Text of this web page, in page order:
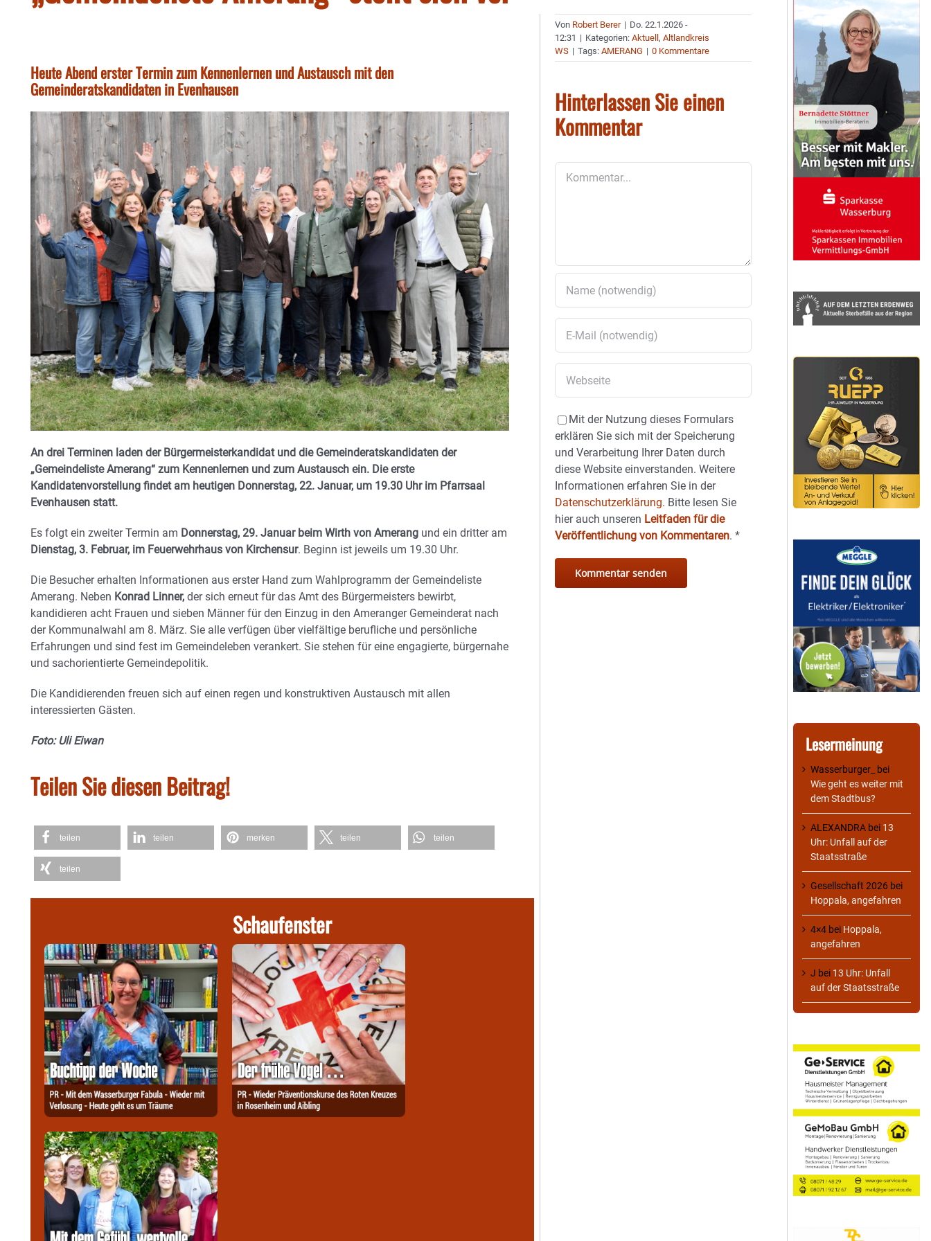
Heute Abend erster Termin zum Kennenlernen und Austausch mit den
Gemeinderatskandidaten in Evenhausen
An drei Terminen laden der Bürgermeisterkandidat und die Gemeinderatskandidaten der
„Gemeindeliste Amerang“ zum Kennenlernen und zum Austausch ein. Die erste
Kandidatenvorstellung findet am heutigen Donnerstag, 22. Januar, um 19.30 Uhr im Pfarrsaal
Evenhausen statt.
Es folgt ein zweiter Termin am Donnerstag, 29. Januar beim Wirth von Amerang und ein dritter am
Dienstag, 3. Februar, im Feuerwehrhaus von Kirchensur. Beginn ist jeweils um 19.30 Uhr.
Die Besucher erhalten Informationen aus erster Hand zum Wahlprogramm der Gemeindeliste
Amerang. Neben Konrad Linner, der sich erneut für das Amt des Bürgermeisters bewirbt,
kandidieren acht Frauen und sieben Männer für den Einzug in den Ameranger Gemeinderat nach
der Kommunalwahl am 8. März. Sie alle verfügen über vielfältige berufliche und persönliche
Erfahrungen und sind fest im Gemeindeleben verankert. Sie stehen für eine engagierte, bürgernahe
und sachorientierte Gemeindepolitik.
Die Kandidierenden freuen sich auf einen regen und konstruktiven Austausch mit allen
interessierten Gästen.
Foto: Uli Eiwan
Teilen Sie diesen Beitrag!
teilen teilen merken teilen teilen
teilen
Schaufenster
Von Robert Berer | Do. 22.1.2026 -
12:31 | Kategorien:Aktuell,Altlandkreis
WS | Tags:AMERANG | 0 Kommentare
Hinterlassen Sie einen
Kommentar
Mit der Nutzung dieses Formulars
erklären Sie sich mit der Speicherung
und Verarbeitung Ihrer Daten durch
diese Website einverstanden. Weitere
Informationen erfahren Sie in der
Datenschutzerklärung. Bitte lesen Sie
hier auch unseren Leitfaden für die
Veröffentlichung von Kommentaren.*
Lesermeinung
Wasserburger_
bei
Wie geht es weiter mit
dem Stadtbus?
ALEXANDRA bei 13
Uhr: Unfall auf der
Staatsstraße
Gesellschaft 2026 bei
Hoppala, angefahren
4×4 bei Hoppala,
angefahren
J bei 13 Uhr: Unfall
auf der Staatsstraße